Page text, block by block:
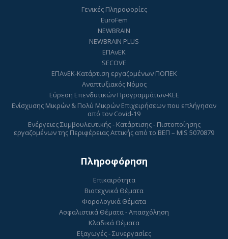
Γενικές Πληροφορίες
EuroFem
NEWBRAIN
NEWBRAIN PLUS
ΕΠΑνΕΚ
SECOVE
ΕΠΑνΕΚ-Κατάρτιση εργαζομένων ΠΟΠΕΚ
Αναπτυξιακός Νόμος
Εύρεση Επενδυτικών Προγραμμάτων-ΚΕΕ
Ενίσχυσης Μικρών & Πολύ Μικρών Επιχειρήσεων που επλήγησαν
από τον Covid-19
Ενέργειες Συμβουλευτικής - Κατάρτισης - Πιστοποίησης
εργαζομένων της Περιφέρειας Αττικής από το ΒΕΠ – MIS 5070879
Πληροφόρηση
Επικαιρότητα
Βιοτεχνικά Θέματα
Φορολογικά Θέματα
Ασφαλιστικά Θέματα - Απασχόληση
Κλαδικά Θέματα
Εξαγωγές - Συνεργασίες